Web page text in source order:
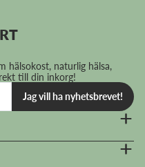
hälsokost, naturlig hälsa,
till din inkorg!
Jag vill ha nyhetsbrevet!